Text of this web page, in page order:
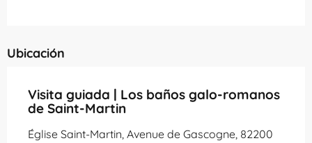
Ubicación
Visita guiada | Los baños galo-romanos
de Saint-Martin
Église Saint-Martin, Avenue de Gascogne, 82200